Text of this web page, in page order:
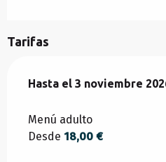
Tarifas
Desde 6 abril 2026hasta
Hasta el 3 noviembre
Menú adulto
Desde 18,00 €